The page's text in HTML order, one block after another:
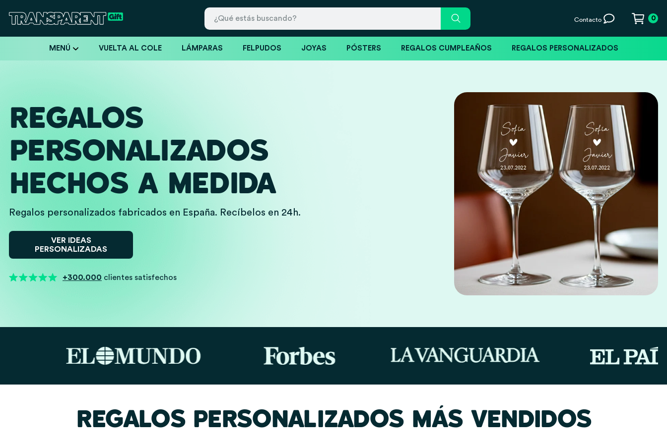
Contacto 0
MENÚ VUELTA AL COLE LÁMPARAS FELPUDOS JOYAS PÓSTERS REGALOS CUMPLEAÑOS REGALOS PERSONALIZADOS
REGALOS
PERSONALIZADOS
HECHOS A MEDIDA
Regalos personalizados fabricados en España. Recíbelos en 24h.
VER IDEAS
PERSONALIZADAS
+300.000 clientes satisfechos
REGALOS PERSONALIZADOS MÁS VENDIDOS